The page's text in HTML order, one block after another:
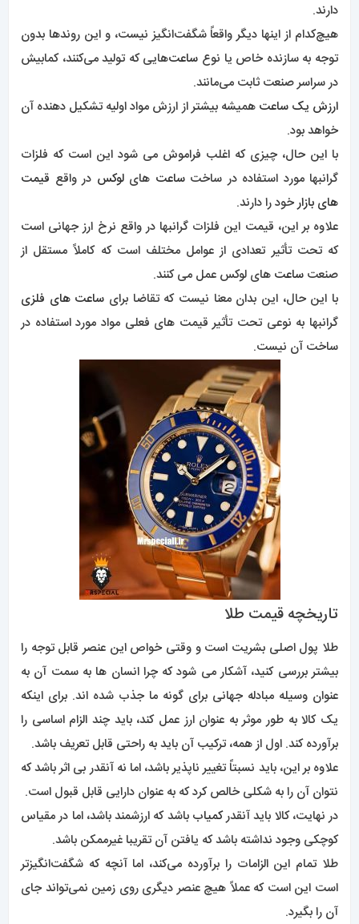
دارند.
هیچ‌کدام از اینها دیگر واقعاً شگفت‌انگیز نیست، و این روندها بدون
توجه به سازنده خاص یا نوع ساعت‌هایی که تولید می‌کنند، کمابیش
در سراسر صنعت ثابت می‌مانند.
ارزش یک ساعت همیشه بیشتر از ارزش مواد اولیه تشکیل دهنده آن
خواهد بود.
با این حال، چیزی که اغلب فراموش می شود این است که فلزات
گرانبها مورد استفاده در ساختساعت هایلوکس در واقع قیمت
های بازارخود را دارند.
علاوه بر این، قیمت این فلزات گرانبها در واقع نرخ ارز جهانی است
که تحت تأثیر تعدادی از عوامل مختلف است که کاملاً مستقل از
صنعت ساعت های لوکس عمل می کنند.
با این حال، این بدان معنا نیست که تقاضا برای ساعت های فلزی
گرانبها به نوعی تحت تأثیر قیمت های فعلی مواد مورد استفاده در
ساخت آن نیست.
تاریخچه قیمت طلا
طلا پول اصلی بشریت است و وقتی خواص این عنصر قابل توجه را
بیشتر بررسی کنید، آشکار می شود که چرا انسان ها به سمت آن به
عنوان وسیله مبادله جهانی برای گونه ما جذب شده اند. برای اینکه
یک کالا به طور موثر به عنوان ارز عمل کند، باید چند الزام اساسی را
برآورده کند. اول از همه، ترکیب آن باید به راحتی قابل تعریف باشد.
علاوه بر این، باید نسبتاً تغییر ناپذیر باشد، اما نه آنقدر بی اثر باشد که
نتوان آن را به شکلی خالص کرد که به عنوان دارایی قابل قبول است.
در نهایت، کالا باید آنقدرکمیاب باشد که ارزشمند باشد، اما در مقیاس
کوچکی وجود نداشته باشد که یافتن آن تقریبا غیرممکن باشد.
طلا تمام این الزامات را برآورده می‌کند، اما آنچه که شگفت‌انگیزتر
است این است که عملاً هیچ عنصر دیگری روی زمین نمی‌تواند جای
آن را بگیرد.